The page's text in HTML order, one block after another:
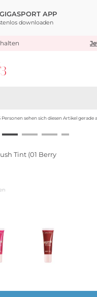
APP
downloaden
VERSAND* &
Personen sehen sich diesen Artikel gerade
Tint (01 Berry